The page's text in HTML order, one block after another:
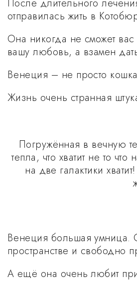
После длительного
отправилась жить в
Она никогда не сможет вас
вашу любовь, а взамен
Венеция – не просто
Жизнь очень странная
Погружённая в вечную
тепла, что хватит не то
на две галактики
Венеция большая умница.
пространстве и свободно
А ещё она очень любит